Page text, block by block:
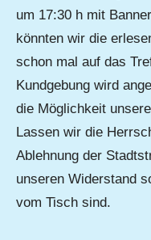
um 17:30 h mit
könnten wir die
schon mal auf das
Kundgebung wird
die Möglichkeit
Lassen wir die
Ablehnung der
unseren Widerstand
vom Tisch sind.